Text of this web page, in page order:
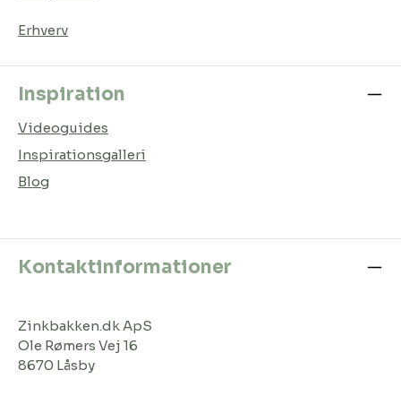
Erhverv
Inspiration
Videoguides
Inspirationsgalleri
Blog
Kontaktinformationer
Zinkbakken.dk ApS
Ole Rømers Vej 16
8670 Låsby